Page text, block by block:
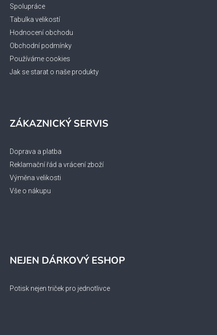
Spolupráce
Tabulka velikostí
Hodnocení obchodu
Obchodní podmínky
Používáme cookies
Jak se starat o naše produkty
ZÁKAZNICKÝ SERVIS
Doprava a platba
Reklamační řád a vrácení zboží
Výměna velikosti
Vše o nákupu
NEJEN DÁRKOVÝ ESHOP
Potisk nejen triček pro jednotlivce